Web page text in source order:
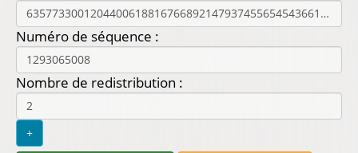
Numéro de séquence :
Nombre de redistribution :